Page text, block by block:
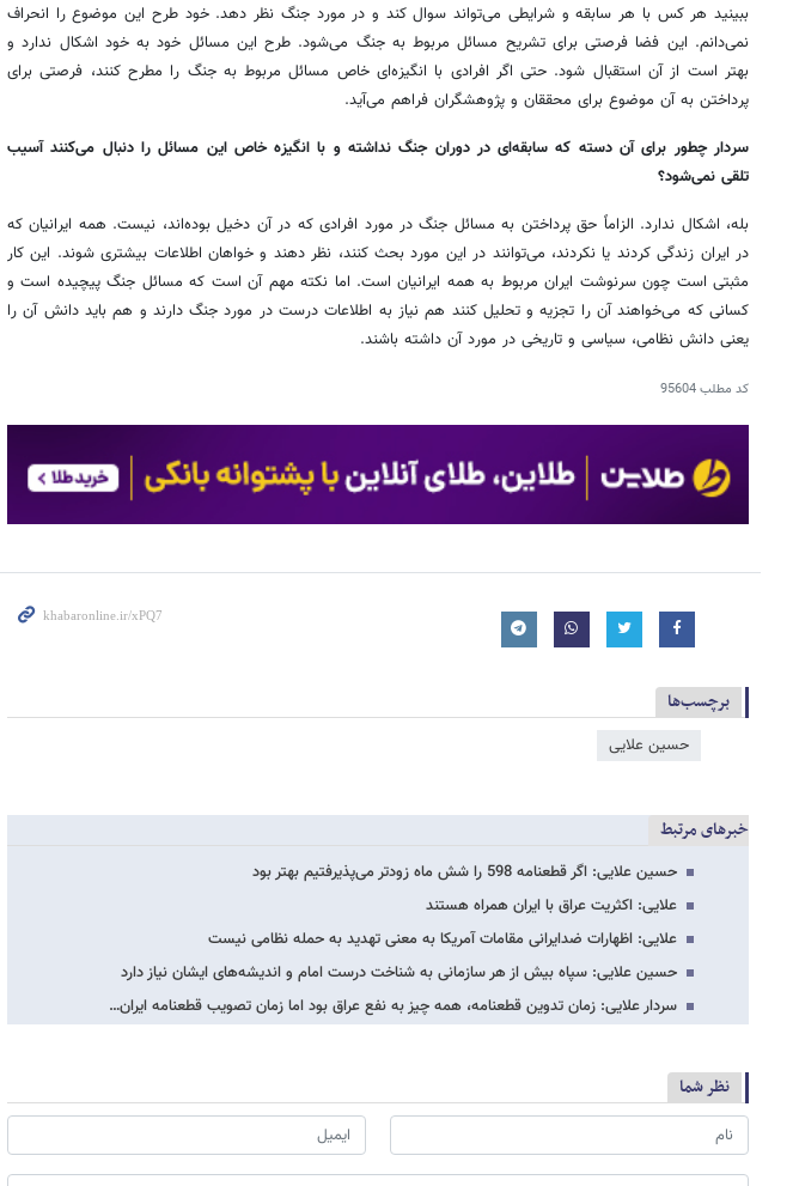
ببینید هر کس با هر سابقه و شرایطی می‌تواند سوال کند و در مورد جنگ نظر دهد. خود طرح این موضوع را انحراف
نمی‌دانم. این فضا فرصتی برای تشریح مسائل مربوط به جنگ می‌شود. طرح این مسائل خود به خود اشکال ندارد و
بهتر است از آن استقبال شود. حتی اگر افرادی با انگیزه‌ای خاص مسائل مربوط به جنگ را مطرح کنند، فرصتی برای
پرداختن به آن موضوع برای محققان و پژوهشگران فراهم می‌آید.
سردار چطور برای آن دسته که سابقه‌ای در دوران جنگ نداشته و با انگیزه خاص این مسائل را دنبال می‌کنند آسیب
تلقی نمی‌شود؟
بله، اشکال ندارد. الزاماً حق پرداختن به مسائل جنگ در مورد افرادی که در آن دخیل بوده‌اند، نیست. همه ایرانیان که
در ایران زندگی کردند یا نکردند، می‌توانند در این مورد بحث کنند، نظر دهند و خواهان اطلاعات بیشتری شوند. این کار
مثبتی است چون سرنوشت ایران مربوط به همه ایرانیان است. اما نکته مهم آن است که مسائل جنگ پیچیده است و
کسانی که می‌خواهند آن را تجزیه و تحلیل کنند هم نیاز به اطلاعات درست در مورد جنگ دارند و هم باید دانش آن را
یعنی دانش نظامی، سیاسی و تاریخی در مورد آن داشته باشند.
کد مطلب95604
برچسب‌ها
حسین علایی
خبرهای مرتبط
حسین علایی: اگر قطعنامه 598 را شش ماه زودتر می‌پذیرفتیم بهتر بود
علایی: اکثریت عراق با ایران همراه هستند
علایی: اظهارات ضدایرانی مقامات آمریکا به معنی تهدید به حمله نظامی نیست
حسین علایی: سپاه بیش از هر سازمانی به شناخت درست امام و اندیشه‌های ایشان نیاز دارد
سردار علایی: زمان تدوین قطعنامه، همه چیز به نفع عراق بود اما زمان تصویب قطعنامه ایران…
نظر شما